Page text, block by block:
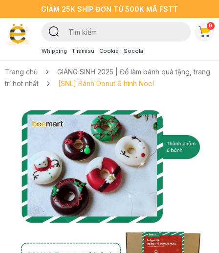
GIẢM 25K SHIP ĐƠN TỪ 500K MÃ FSTT
Whipping Tiramisu Cookie Socola
0
Trang chủ
GIÁNG SINH 2025 | Đồ làm bánh quà tặng, trang
trí hot nhất
[SNL] Bánh Donut 6 hình Noel